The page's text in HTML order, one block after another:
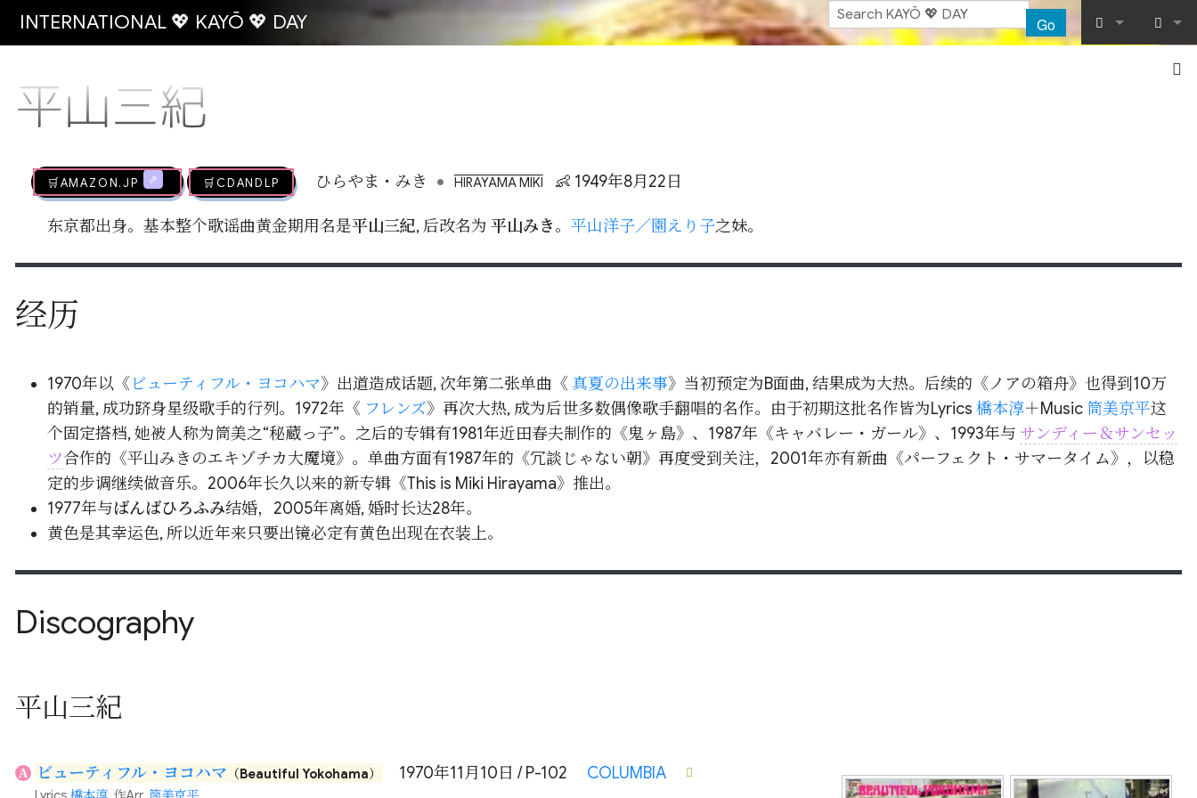
INTERNATIONAL 💖 KAYŌ 💖 DAY Go
What links
Help
Log in
平山三紀
🛒AMAZON.jp 🛒CDandLP ひらやま・みき • HIRAYAMA MIKI 👶 1949年8月22日
东京都出身。基本整个歌谣曲黄金期用名是平山三紀, 后改名为 平山みき。 平山洋子／園えり子之妹。
经历
1970年以《ビューティフル・ヨコハマ》出道造成话题, 次年第二张单曲《 真夏の出来事》当初预定为B面曲, 结果成为大热。后续的《ノアの箱舟》也得到10万
的销量, 成功跻身星级歌手的行列。1972年《 フレンズ》再次大热, 成为后世多数偶像歌手翻唱的名作。由于初期这批名作皆为Lyrics 橋本淳＋Music 筒美京平这
个固定搭档, 她被人称为筒美之“秘蔵っ子”。之后的专辑有1981年近田春夫制作的《鬼ヶ島》、1987年《キャバレー・ガール》、1993年与 サンディー＆サンセッ
ツ合作的《平山みきのエキゾチカ大魔境》。单曲方面有1987年的《冗談じゃない朝》再度受到关注，2001年亦有新曲《パーフェクト・サマータイム》，以稳
定的步调继续做音乐。2006年长久以来的新专辑《This is Miki Hirayama》推出。
1977年与ばんばひろふみ结婚，2005年离婚, 婚时长达28年。
黄色是其幸运色, 所以近年来只要出镜必定有黄色出现在衣装上。
Discography
平山三紀
A ビューティフル・ヨコハマ （Beautiful Yokohama） 1970年11月10日 / P-102 COLUMBIA